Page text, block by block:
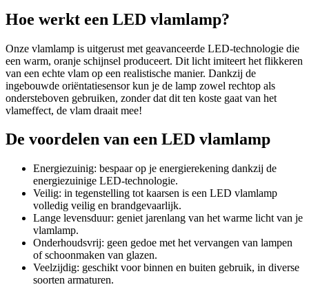
Hoe werkt een LED vlamlamp?
Onze vlamlamp is uitgerust met geavanceerde LED-technologie die
een warm, oranje schijnsel produceert. Dit licht imiteert het flikkeren
van een echte vlam op een realistische manier. Dankzij de
ingebouwde oriëntatiesensor kun je de lamp zowel rechtop als
ondersteboven gebruiken, zonder dat dit ten koste gaat van het
vlameffect, de vlam draait mee!
De voordelen van een LED vlamlamp
Energiezuinig: bespaar op je energierekening dankzij de
energiezuinige LED-technologie.
Veilig: in tegenstelling tot kaarsen is een LED vlamlamp
volledig veilig en brandgevaarlijk.
Lange levensduur: geniet jarenlang van het warme licht van je
vlamlamp.
Onderhoudsvrij: geen gedoe met het vervangen van lampen
of schoonmaken van glazen.
Veelzijdig: geschikt voor binnen en buiten gebruik, in diverse
soorten armaturen.